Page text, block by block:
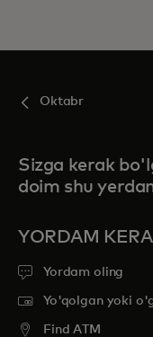
Oktabr
Sizga kerak
doim shu
YORDAM
Yordam oling
Yo'qolgan yoki
Find ATM